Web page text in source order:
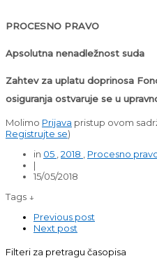
PROCESNO PRAVO
Apsolutna nenadležnost suda
Zahtev za uplatu doprinosa
osiguranja ostvaruje se u
Molimo Prijava pristup ovom
Registrujte se)
in 05 2018 Procesno
|
15/05/2018
Tags ↓
Previous post
Next post
Filteri za pretragu časopisa